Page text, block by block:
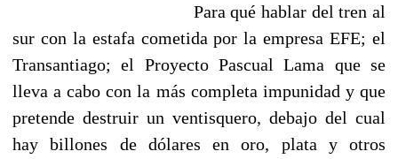
Para qué hablar del tren al
sur con la estafa cometida por la empresa EFE; el
Transantiago; el Proyecto Pascual Lama que se
lleva a cabo con la más completa impunidad y que
pretende destruir un ventisquero, debajo del cual
hay billones de dólares en oro, plata y otros